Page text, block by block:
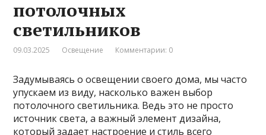
потолочных
светильников
09.03.2025 Освещение Комментарии: 0
Задумываясь о освещении своего дома, мы часто
упускаем из виду, насколько важен выбор
потолочного светильника. Ведь это не просто
источник света, а важный элемент дизайна,
который задает настроение и стиль всего